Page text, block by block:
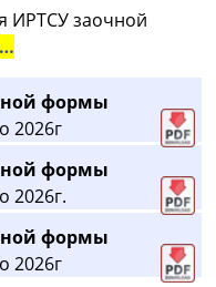
ИРТСУ заочной
формы
2026г
формы
2026г.
формы
2026г